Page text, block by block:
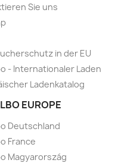
Sie uns
in der EU
- Internationaler Laden
Ladenkatalog
EUROPE
Deutschland
France
Magyarország